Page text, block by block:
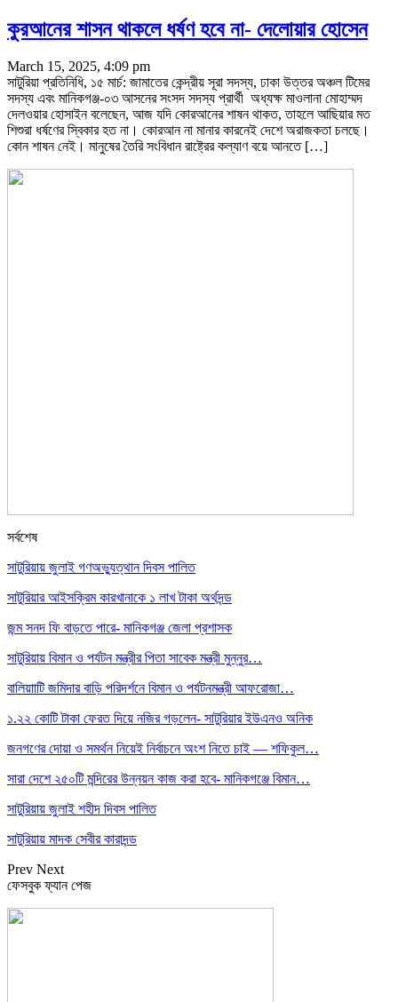
কুরআনের শাসন থাকলে ধর্ষণ হবে না- দেলোয়ার হোসেন
March 15, 2025, 4:09 pm
সাটুরিয়া প্রতিনিধি, ১৫ মার্চ: জামাতের কেন্দ্রীয় সূরা সদস্য, ঢাকা উত্তর অঞ্চল টিমের
সদস্য এবং মানিকগঞ্জ-০৩ আসনের সংসদ সদস্য প্রার্থী অধ্যক্ষ মাওলানা মোহাম্মদ
দেলওয়ার হোসাইন বলেছেন, আজ যদি কোরআনের শাষন থাকত, তাহলে আছিয়ার মত
শিশুরা ধর্ষণের স্বিকার হত না। কোরআন না মানার কারনেই দেশে অরাজকতা চলছে।
কোন শাষন নেই। মানুষের তৈরি সংবিধান রাষ্ট্রের কল্যাণ বয়ে আনতে […]
সর্বশেষ
সাটুরিয়ায় জুলাই গণঅভ্যুত্থান দিবস পালিত
সাটুরিয়ার আইসক্রিম কারখানাকে ১ লাখ টাকা অর্থদন্ড
জন্ম সনদ ফি বাড়তে পারে- মানিকগঞ্জ জেলা প্রশাসক
সাটুরিয়ায় বিমান ও পর্যটন মন্ত্রীর পিতা সাবেক মন্ত্রী মুন্নুর…
বালিয়াাটি জমিদার বাড়ি পরিদর্শনে বিমান ও পর্যটনমন্ত্রী আফরোজা…
১.২২ কোটি টাকা ফেরত দিয়ে নজির গড়লেন- সাটুরিয়ার ইউএনও অনিক
জনগণের দোয়া ও সমর্থন নিয়েই নির্বাচনে অংশ নিতে চাই — শফিকুল…
সারা দেশে ২৫০টি মন্দিরের উন্নয়ন কাজ করা হবে- মানিকগঞ্জে বিমান…
সাটুরিয়ায় জুলাই শহীদ দিবস পালিত
সাটুরিয়ায় মাদক সেবীর কারাদন্ড
Prev Next
ফেসবুক ফ্যান পেজ